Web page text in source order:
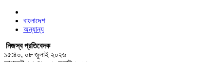
বাংলাদেশ
অন্যান্য
নিজস্ব প্রতিবেদক
১৫:৪০, ০৮ জুলাই ২০২৬